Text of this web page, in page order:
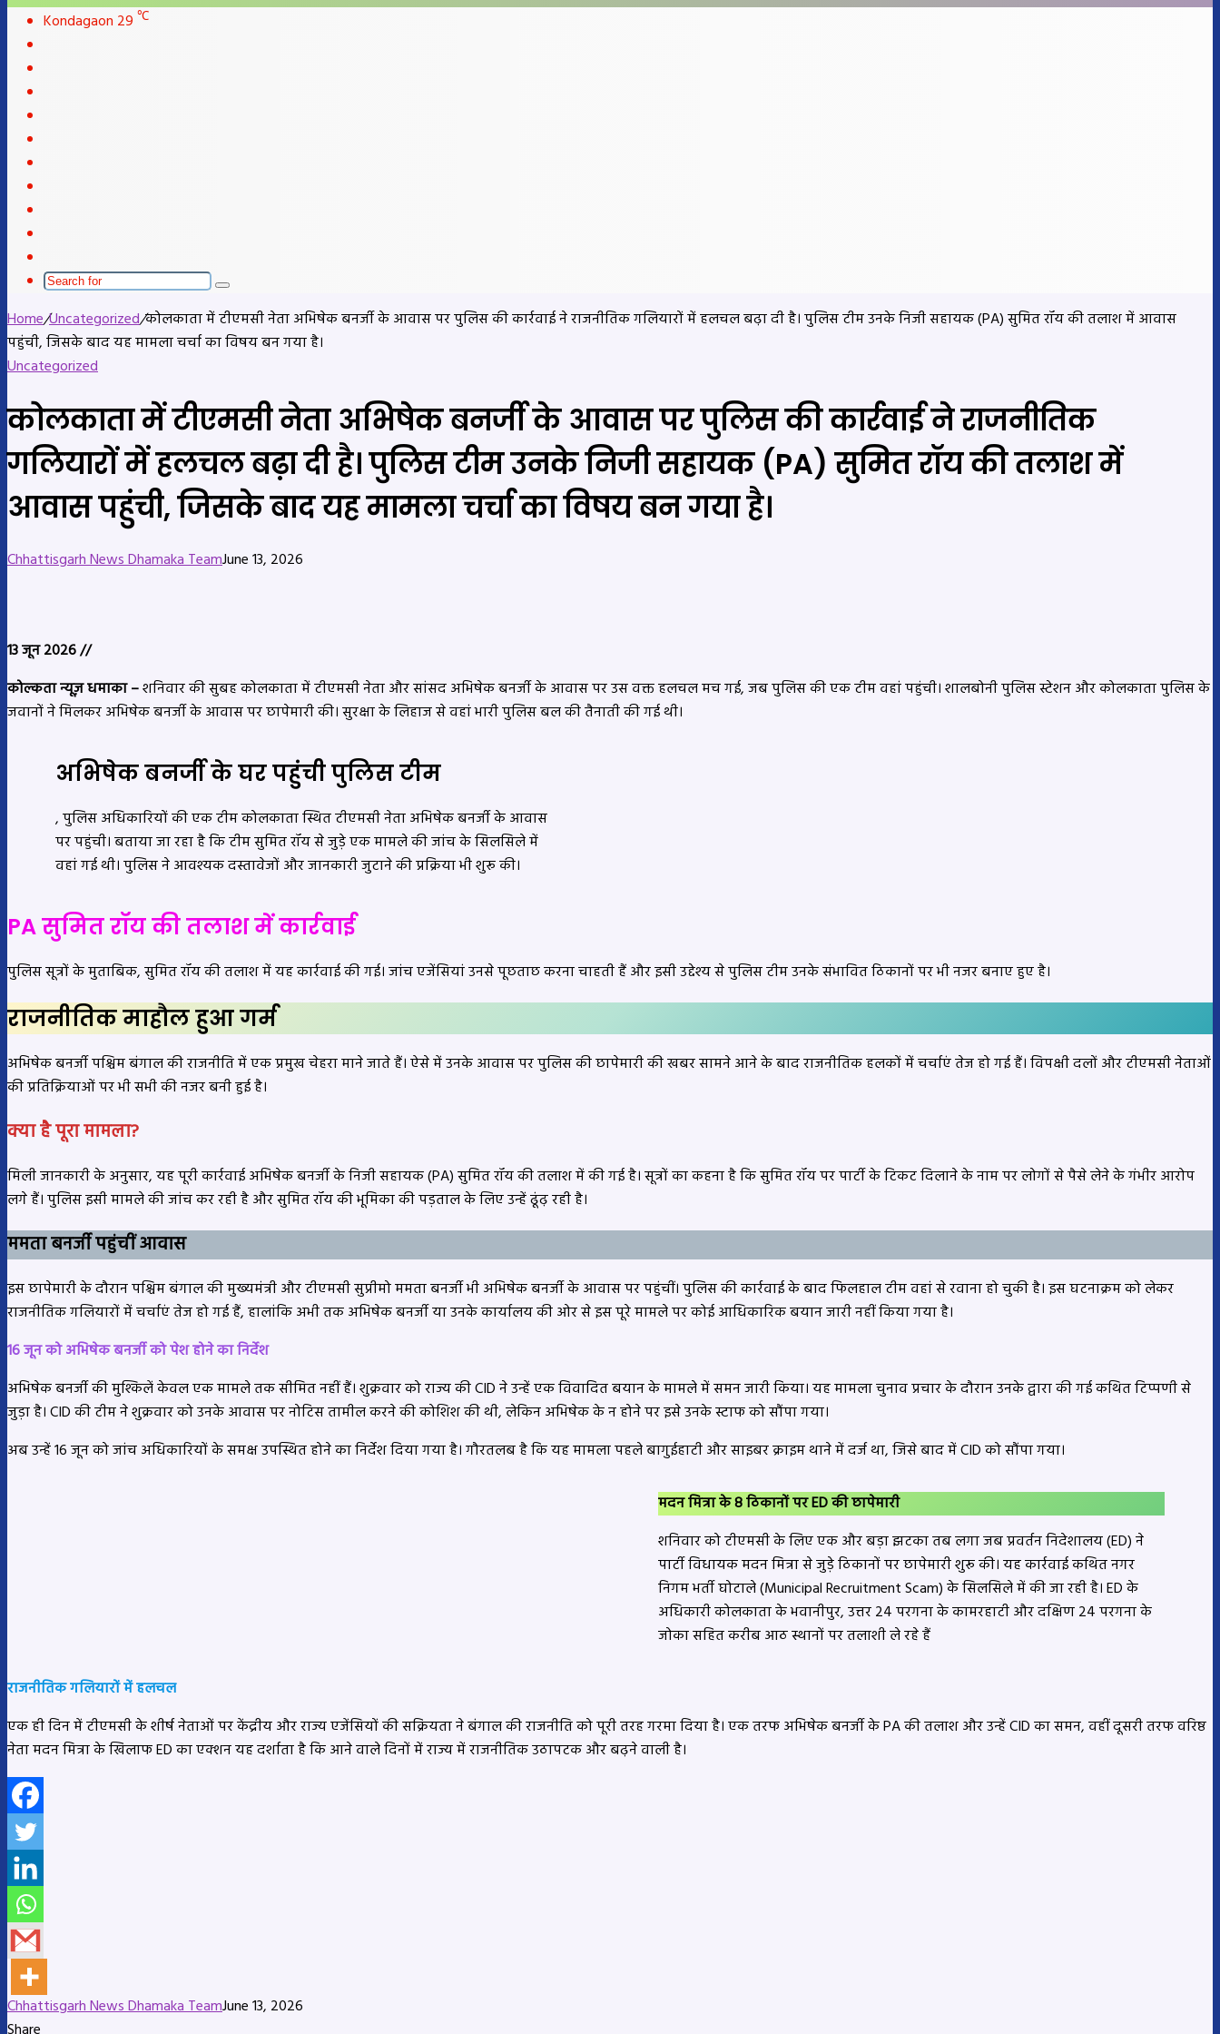
Kondagaon 29 ℃
skin
Search
Home/Uncategorized/कोलकाता में टीएमसी नेता अभिषेक बनर्जी के आवास पर पुलिस की कार्रवाई ने राजनीतिक गलियारों में हलचल बढ़ा दी है। पुलिस टीम उनके निजी सहायक (PA) सुमित रॉय की तलाश में आवास
पहुंची, जिसके बाद यह मामला चर्चा का विषय बन गया है।
Uncategorized
कोलकाता में टीएमसी नेता अभिषेक बनर्जी के आवास पर पुलिस की कार्रवाई ने राजनीतिक
गलियारों में हलचल बढ़ा दी है। पुलिस टीम उनके निजी सहायक (PA) सुमित रॉय की तलाश में
आवास पहुंची, जिसके बाद यह मामला चर्चा का विषय बन गया है।
Chhattisgarh News Dhamaka TeamJune 13, 2026
13 जून 2026 //
कोल्कता न्यूज़ धमाका –शनिवार की सुबह कोलकाता में टीएमसी नेता और सांसद अभिषेक बनर्जी के आवास पर उस वक्त हलचल मच गई, जब पुलिस की एक टीम वहां पहुंची। शालबोनी पुलिस स्टेशन और कोलकाता पुलिस के
जवानों ने मिलकर अभिषेक बनर्जी के आवास पर छापेमारी की। सुरक्षा के लिहाज से वहां भारी पुलिस बल की तैनाती की गई थी।
अभिषेक बनर्जी के घर पहुंची पुलिस टीम
, पुलिस अधिकारियों की एक टीम कोलकाता स्थित टीएमसी नेता अभिषेक बनर्जी के आवास
पर पहुंची। बताया जा रहा है कि टीम सुमित रॉय से जुड़े एक मामले की जांच के सिलसिले में
वहां गई थी। पुलिस ने आवश्यक दस्तावेजों और जानकारी जुटाने की प्रक्रिया भी शुरू की।
PA सुमित रॉय की तलाश में कार्रवाई
पुलिस सूत्रों के मुताबिक, सुमित रॉय की तलाश में यह कार्रवाई की गई। जांच एजेंसियां उनसे पूछताछ करना चाहती हैं और इसी उद्देश्य से पुलिस टीम उनके संभावित ठिकानों पर भी नजर बनाए हुए है।
राजनीतिक माहौल हुआ गर्म
अभिषेक बनर्जी पश्चिम बंगाल की राजनीति में एक प्रमुख चेहरा माने जाते हैं। ऐसे में उनके आवास पर पुलिस की छापेमारी की खबर सामने आने के बाद राजनीतिक हलकों में चर्चाएं तेज हो गई हैं। विपक्षी दलों और टीएमसी नेताओं
की प्रतिक्रियाओं पर भी सभी की नजर बनी हुई है।
क्या है पूरा मामला?
मिली जानकारी के अनुसार, यह पूरी कार्रवाई अभिषेक बनर्जी के निजी सहायक (PA) सुमित रॉय की तलाश में की गई है। सूत्रों का कहना है कि सुमित रॉय पर पार्टी के टिकट दिलाने के नाम पर लोगों से पैसे लेने के गंभीर आरोप
लगे हैं। पुलिस इसी मामले की जांच कर रही है और सुमित रॉय की भूमिका की पड़ताल के लिए उन्हें ढूंढ़ रही है।
ममता बनर्जी पहुंचीं आवास
इस छापेमारी के दौरान पश्चिम बंगाल की मुख्यमंत्री और टीएमसी सुप्रीमो ममता बनर्जी भी अभिषेक बनर्जी के आवास पर पहुंचीं। पुलिस की कार्रवाई के बाद फिलहाल टीम वहां से रवाना हो चुकी है। इस घटनाक्रम को लेकर
राजनीतिक गलियारों में चर्चाएं तेज हो गई हैं, हालांकि अभी तक अभिषेक बनर्जी या उनके कार्यालय की ओर से इस पूरे मामले पर कोई आधिकारिक बयान जारी नहीं किया गया है।
16 जून को अभिषेक बनर्जी को पेश होने का निर्देश
अभिषेक बनर्जी की मुश्किलें केवल एक मामले तक सीमित नहीं हैं। शुक्रवार को राज्य की CID ने उन्हें एक विवादित बयान के मामले में समन जारी किया। यह मामला चुनाव प्रचार के दौरान उनके द्वारा की गई कथित टिप्पणी से
जुड़ा है। CID की टीम ने शुक्रवार को उनके आवास पर नोटिस तामील करने की कोशिश की थी, लेकिन अभिषेक के न होने पर इसे उनके स्टाफ को सौंपा गया।
अब उन्हें 16 जून को जांच अधिकारियों के समक्ष उपस्थित होने का निर्देश दिया गया है। गौरतलब है कि यह मामला पहले बागुईहाटी और साइबर क्राइम थाने में दर्ज था, जिसे बाद में CID को सौंपा गया।
मदन मित्रा के 8 ठिकानों पर ED की छापेमारी
शनिवार को टीएमसी के लिए एक और बड़ा झटका तब लगा जब प्रवर्तन निदेशालय (ED) ने
पार्टी विधायक मदन मित्रा से जुड़े ठिकानों पर छापेमारी शुरू की। यह कार्रवाई कथित नगर
निगम भर्ती घोटाले (Municipal Recruitment Scam) के सिलसिले में की जा रही है। ED के
अधिकारी कोलकाता के भवानीपुर, उत्तर 24 परगना के कामरहाटी और दक्षिण 24 परगना के
जोका सहित करीब आठ स्थानों पर तलाशी ले रहे हैं
राजनीतिक गलियारों में हलचल
एक ही दिन में टीएमसी के शीर्ष नेताओं पर केंद्रीय और राज्य एजेंसियों की सक्रियता ने बंगाल की राजनीति को पूरी तरह गरमा दिया है। एक तरफ अभिषेक बनर्जी के PA की तलाश और उन्हें CID का समन, वहीं दूसरी तरफ वरिष्ठ
नेता मदन मित्रा के खिलाफ ED का एक्शन यह दर्शाता है कि आने वाले दिनों में राज्य में राजनीतिक उठापटक और बढ़ने वाली है।
Chhattisgarh News Dhamaka TeamJune 13, 2026